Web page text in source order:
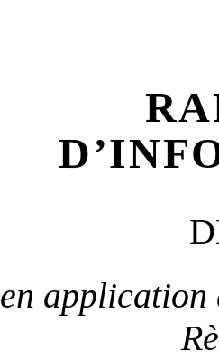
en application